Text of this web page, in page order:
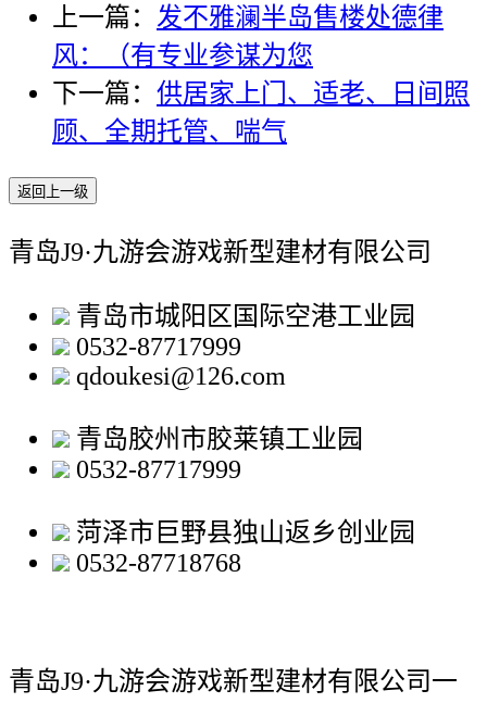
上一篇： 发不雅澜半岛售楼处德律
风：（有专业参谋为您
下一篇： 供居家上门、适老、日间照
顾、全期托管、喘气
返回上一级
青岛J9·九游会游戏新型建材有限公司
青岛市城阳区国际空港工业园
0532-87717999
qdoukesi@126.com
青岛胶州市胶莱镇工业园
0532-87717999
菏泽市巨野县独山返乡创业园
0532-87718768
青岛J9·九游会游戏新型建材有限公司一